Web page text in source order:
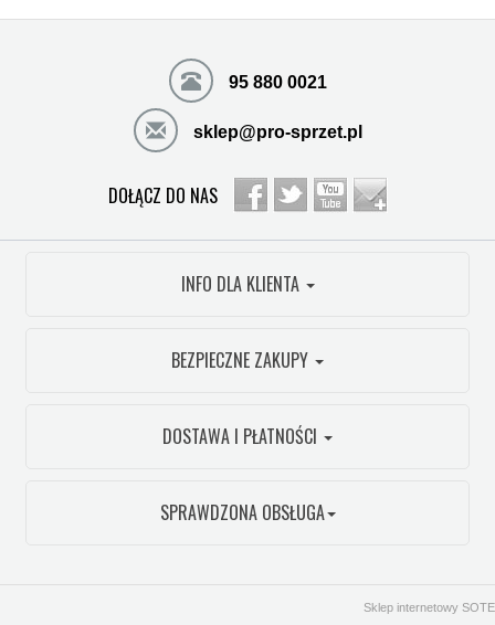
95 880 0021
sklep@pro-sprzet.pl
DOŁĄCZ DO NAS
INFO DLA KLIENTA
BEZPIECZNE ZAKUPY
DOSTAWA I PŁATNOŚCI
SPRAWDZONA OBSŁUGA
Sklep internetowy SOTE